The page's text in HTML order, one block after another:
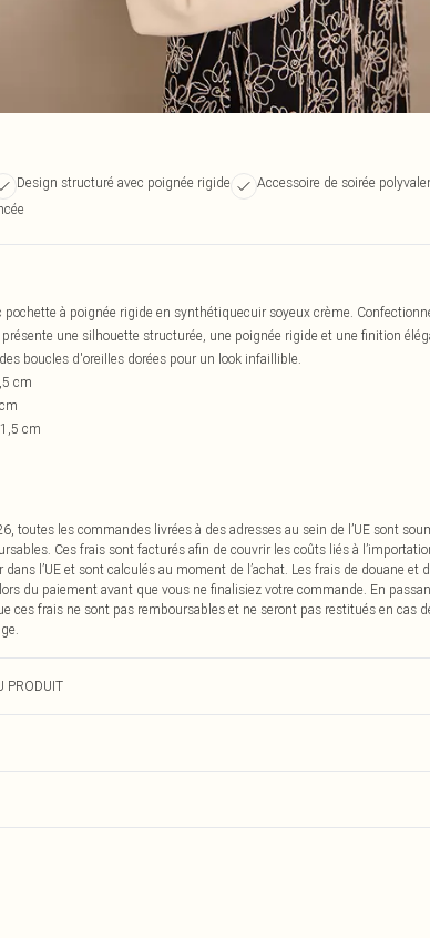
Design structuré avec poignée rigide
Accessoire de soirée
pochette à poignée rigide en synthétiquecuir soyeux crème.
une silhouette structurée, une poignée rigide et une finition
boucles d'oreilles dorées pour un look infaillible.
cm
cm
toutes les commandes livrées à des adresses au sein de l’UE sont
Ces frais sont facturés afin de couvrir les coûts liés à
l’UE et sont calculés au moment de l’achat. Les frais de douane et
du paiement avant que vous ne finalisiez votre commande. En
ces frais ne sont pas remboursables et ne seront pas restitués en cas
PRODUIT
pas rembourser les masques tendance, les cosmétiques, les
Les articles pour la maison, y compris le linge de lit, les